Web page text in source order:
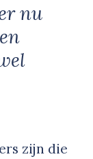
nu
zijn die